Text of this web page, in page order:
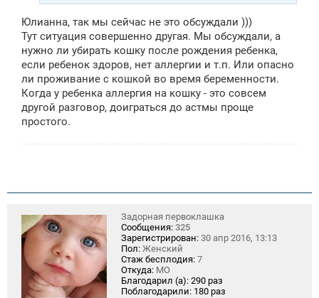
Юлианна, так мы сейчас не это обсуждали )))
Тут ситуация совершенно другая. Мы обсуждали, а
нужно ли убирать кошку после рождения ребенка,
если ребенок здоров, нет аллергии и т.п. Или опасно
ли проживание с кошкой во время беременности.
Когда у ребенка аллергия на кошку - это совсем
другой разговор, доиграться до астмы проще
простого.
Задорная первоклашка
Сообщения: 325
Зарегистрирован: 30 апр 2016, 13:13
Пол: Женский
Стаж бесплодия: 7
Откуда: МО
Благодарил (а): 290 раз
Поблагодарили: 180 раз